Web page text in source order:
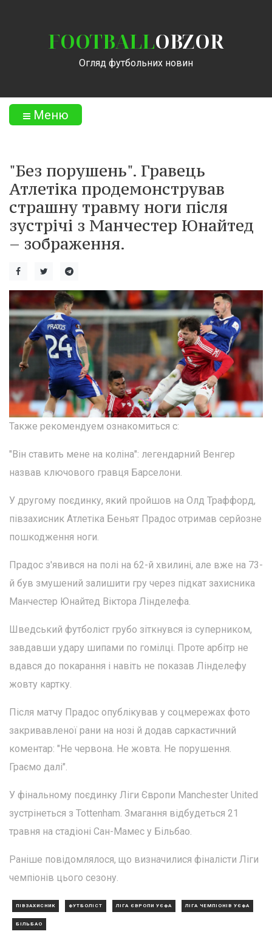
FOOTBALLOBZOR
Огляд футбольних новин
Меню
"Без порушень". Гравець
Атлетіка продемонстрував
страшну травму ноги після
зустрічі з Манчестер Юнайтед
– зображення.
Также рекомендуем ознакомиться с:
"Він ставить мене на коліна": легендарний Венгер
назвав ключового гравця Барселони.
У другому поєдинку, який пройшов на Олд Траффорд,
півзахисник Атлетіка Беньят Прадос отримав серйозне
пошкодження ноги.
Прадос з'явився на полі на 62-й хвилині, але вже на 73-
й був змушений залишити гру через підкат захисника
Манчестер Юнайтед Віктора Лінделефа.
Шведський футболіст грубо зіткнувся із суперником,
завдавши удару шипами по гомілці. Проте арбітр не
вдався до покарання і навіть не показав Лінделефу
жовту картку.
Після матчу Прадос опублікував у соцмережах фото
закривавленої рани на нозі й додав саркастичний
коментар: "Не червона. Не жовта. Не порушення.
Граємо далі".
У фінальному поєдинку Ліги Європи Manchester United
зустрінеться з Tottenham. Змагання відбудеться 21
травня на стадіоні Сан-Мамес у Більбао.
Раніше повідомлялося, що визначилися фіналісти Ліги
чемпіонів цього сезону.
ПІВЗАХИСНИК ФУТБОЛІСТ ЛІГА ЄВРОПИ УЄФА ЛІГА ЧЕМПІОНІВ УЄФА
БІЛЬБАО